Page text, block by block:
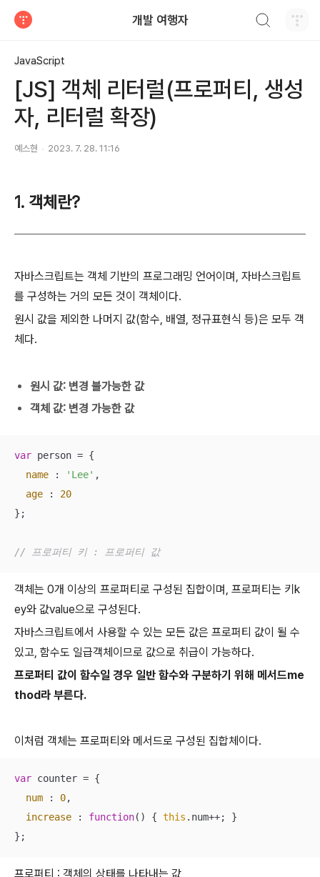
개발 여행자
JavaScript
[JS] 객체 리터럴(프로퍼티, 생성
자, 리터럴 확장)
예스현 2023. 7. 28. 11:16
1. 객체란?
자바스크립트는 객체 기반의 프로그래밍 언어이며, 자바스크립트
를 구성하는 거의 모든 것이 객체이다.
원시 값을 제외한 나머지 값(함수, 배열, 정규표현식 등)은 모두 객
체다.
원시 값: 변경 불가능한 값
객체 값: 변경 가능한 값
var person = {
name : 'Lee' ,
age : 20
};
// 프로퍼티 키 : 프로퍼티 값
객체는 0개 이상의 프로퍼티로 구성된 집합이며, 프로퍼티는 키k
ey와 값value으로 구성된다.
자바스크립트에서 사용할 수 있는 모든 값은 프로퍼티 값이 될 수
있고, 함수도 일급객체이므로 값으로 취급이 가능하다.
프로퍼티 값이 함수일 경우 일반 함수와 구분하기 위해 메서드me
thod라 부른다.
이처럼 객체는 프로퍼티와 메서드로 구성된 집합체이다.
var counter = {
num : 0,
increase : function( ) { this .num++; }
};
프로퍼티 : 객체의 상태를 나타내는 값